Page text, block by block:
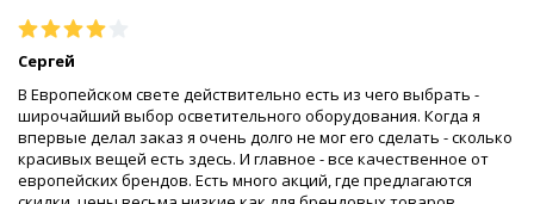
Сергей
В Европейском свете действительно есть из чего выбрать -
широчайший выбор осветительного оборудования. Когда я
впервые делал заказ я очень долго не мог его сделать - сколько
красивых вещей есть здесь. И главное - все качественное от
европейских брендов. Есть много акций, где предлагаются